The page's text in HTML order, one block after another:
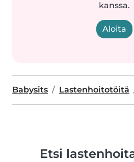
kanssa.
Aloita
Babysits Lastenhoitotöitä
Etsi